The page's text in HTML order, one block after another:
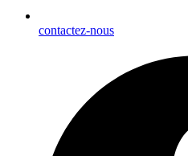
contactez-nous